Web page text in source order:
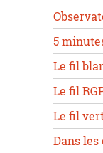
5
Le fil
Le fil
Le fil
Dans